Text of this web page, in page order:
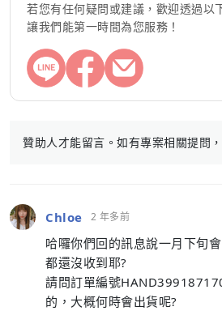
若您有任何疑問或建議，歡迎透過以
讓我們能第一時間為您服務！
贊助人才能留言。如有專案相關提問
Chloe 2 年多前
哈囉你們回的訊息說一月下旬
都還沒收到耶?
請問訂單編號
的，大概何時會出貨呢?